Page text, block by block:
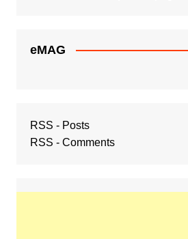
eMAG
RSS - Posts
RSS - Comments